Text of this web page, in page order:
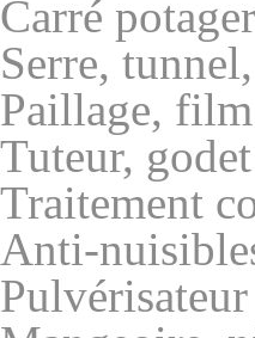
Carré
Serre,
Paillage,
Tuteur,
Traitement
Anti-